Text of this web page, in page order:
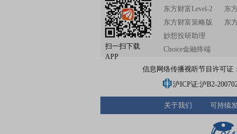
扫一扫下载
APP
东方财富Level-2
东方财富策略版
妙想投研助理
Choice金融终端
东
东
信息网络传播视听节目许可证
沪ICP证:沪B2-
关于我们 可持续